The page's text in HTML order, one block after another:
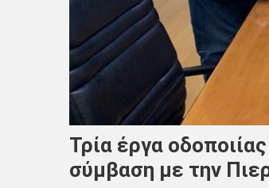
Τρία έργα
σύμβαση με την